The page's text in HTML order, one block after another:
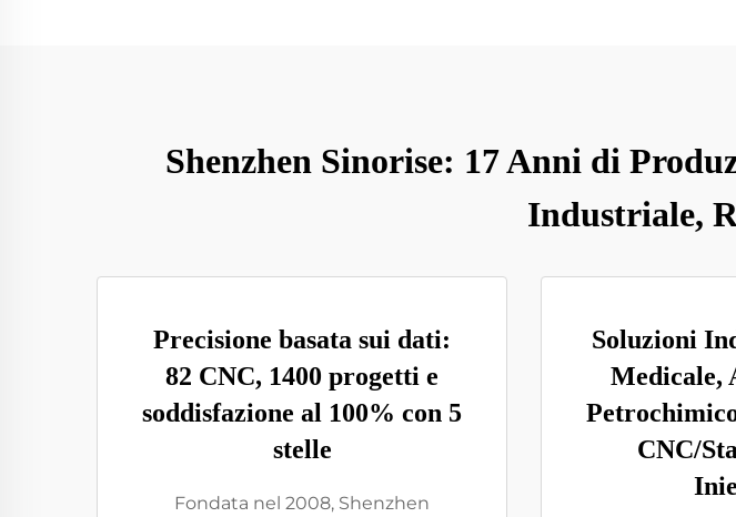
Shenzhen Sinorise: 17 Anni di
Industriale,
Precisione basata sui dati:
82 CNC, 1400 progetti e
soddisfazione al 100% con 5
stelle
Fondata nel 2008, Shenzhen
Soluzioni
Medicale,
CNC/